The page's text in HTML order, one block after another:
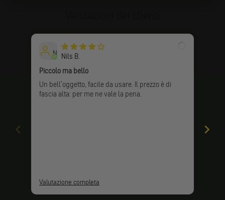
N Nils B.
Piccolo ma bello
Un bell'oggetto, facile da usare. Il prezzo è di
fascia alta: per me ne vale la pena.
Valutazione completa